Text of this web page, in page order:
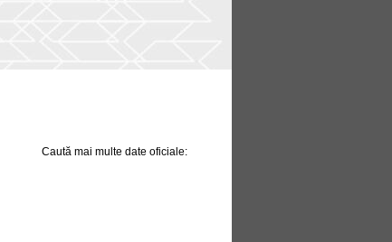
Caută mai multe date oficiale: